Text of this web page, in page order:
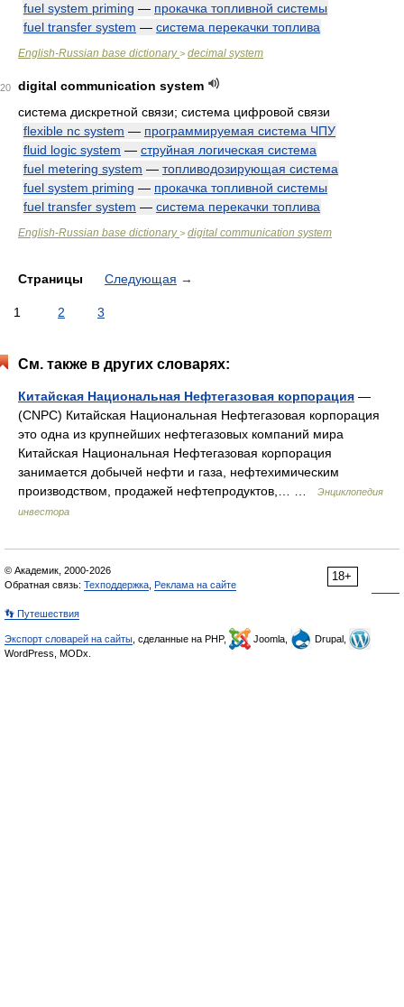
fuel system priming — прокачка топливной системы
fuel transfer system — система перекачки топлива
English-Russian base dictionary> decimal system
20
digital communication system
система дискретной связи; система цифровой связи
flexible nc system — программируемая система ЧПУ
fluid logic system — струйная логическая система
fuel metering system — топливодозирующая система
fuel system priming — прокачка топливной системы
fuel transfer system — система перекачки топлива
English-Russian base dictionary> digital communication system
Страницы Следующая →
1 2 3
См. также в других словарях:
Китайская Национальная Нефтегазовая корпорация —
(CNPC) Китайская Национальная Нефтегазовая корпорация
это одна из крупнейших нефтегазовых компаний мира
Китайская Национальная Нефтегазовая корпорация
занимается добычей нефти и газа, нефтехимическим
производством, продажей нефтепродуктов,… …
Энциклопедия
инвестора
18+
© Академик, 2000-2026
Обратная связь: Техподдержка Реклама на сайте
👣 Путешествия
Экспорт словарей на сайты , сделанные на PHP, Joomla,
Drupal,
WordPress, MODx.